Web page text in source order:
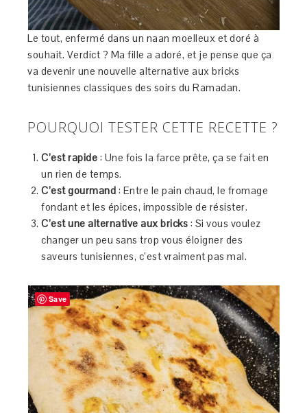
Le tout, enfermé dans un naan moelleux et doré à
souhait. Verdict ? Ma fille a adoré, et je pense que ça
va devenir une nouvelle alternative aux bricks
tunisiennes classiques des soirs du Ramadan.
POURQUOI TESTER CETTE RECETTE ?
C’est rapide : Une fois la farce prête, ça se fait en
un rien de temps.
C’est gourmand : Entre le pain chaud, le fromage
fondant et les épices, impossible de résister.
C’est une alternative aux bricks : Si vous voulez
changer un peu sans trop vous éloigner des
saveurs tunisiennes, c’est vraiment pas mal.
Save